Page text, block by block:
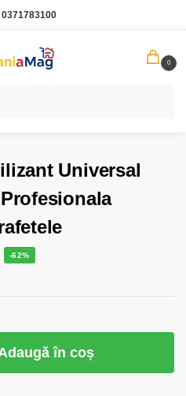
0371783100
0
Universal
-62%
în coș